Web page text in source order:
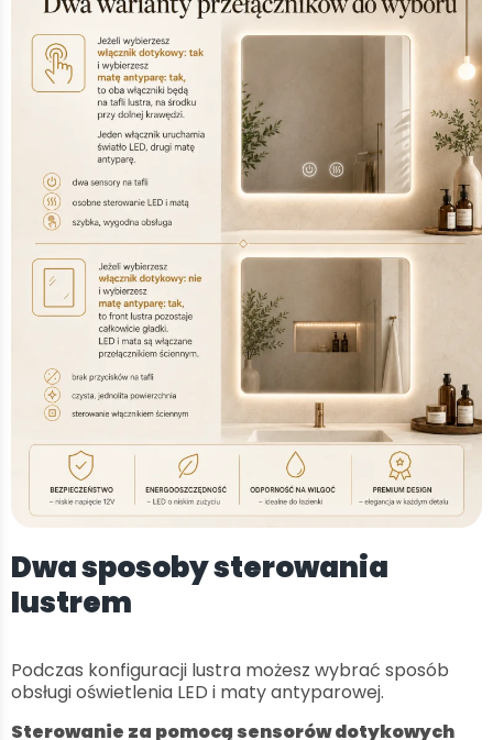
Dwa sposoby sterowania
lustrem
Podczas konfiguracji lustra możesz wybrać sposób
obsługi oświetlenia LED i maty antyparowej.
Sterowanie za pomocą sensorów dotykowych